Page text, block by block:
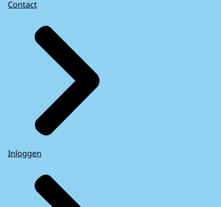
Contact
Inloggen